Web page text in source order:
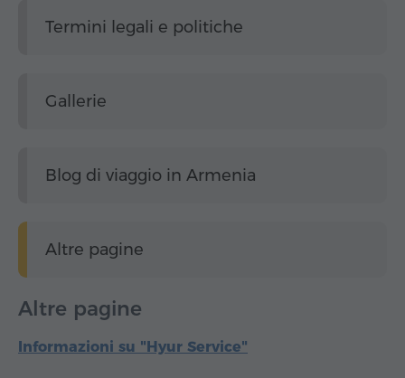
Termini legali e politiche
Gallerie
Blog di viaggio in Armenia
Altre pagine
Altre pagine
Informazioni su "Hyur Service"